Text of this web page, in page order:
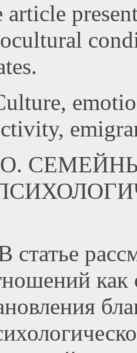
article
статье